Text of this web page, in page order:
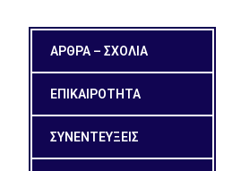
ΑΡΘΡΑ – ΣΧΟΛΙΑ
ΕΠΙΚΑΙΡΟΤΗΤΑ
ΣΥΝΕΝΤΕΥΞΕΙΣ